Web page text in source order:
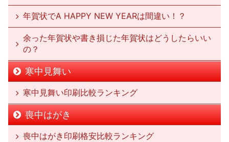
年賀状でA HAPPY NEW YEARは間違い！？
余った年賀状や書き損じた年賀状はどうしたらいい
の？
寒中見舞い
寒中見舞い印刷比較ランキング
喪中はがき
喪中はがき印刷格安比較ランキング